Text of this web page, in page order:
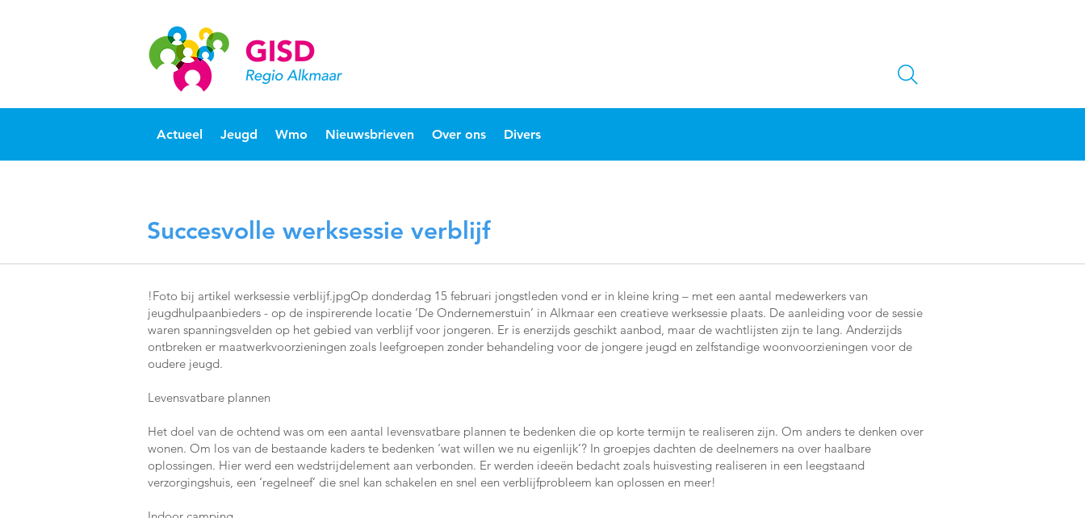
Actueel Jeugd Wmo Nieuwsbrieven Over ons Divers
Succesvolle werksessie verblijf
!Foto bij artikel werksessie verblijf.jpgOp donderdag 15 februari jongstleden vond er in kleine kring – met een aantal medewerkers van
jeugdhulpaanbieders - op de inspirerende locatie ‘De Ondernemerstuin’ in Alkmaar een creatieve werksessie plaats. De aanleiding voor de sessie
waren spanningsvelden op het gebied van verblijf voor jongeren. Er is enerzijds geschikt aanbod, maar de wachtlijsten zijn te lang. Anderzijds
ontbreken er maatwerkvoorzieningen zoals leefgroepen zonder behandeling voor de jongere jeugd en zelfstandige woonvoorzieningen voor de
oudere jeugd.
Levensvatbare plannen
Het doel van de ochtend was om een aantal levensvatbare plannen te bedenken die op korte termijn te realiseren zijn. Om anders te denken over
wonen. Om los van de bestaande kaders te bedenken ‘wat willen we nu eigenlijk’? In groepjes dachten de deelnemers na over haalbare
oplossingen. Hier werd een wedstrijdelement aan verbonden. Er werden ideeën bedacht zoals huisvesting realiseren in een leegstaand
verzorgingshuis, een ‘regelneef’ die snel kan schakelen en snel een verblijfprobleem kan oplossen en meer!